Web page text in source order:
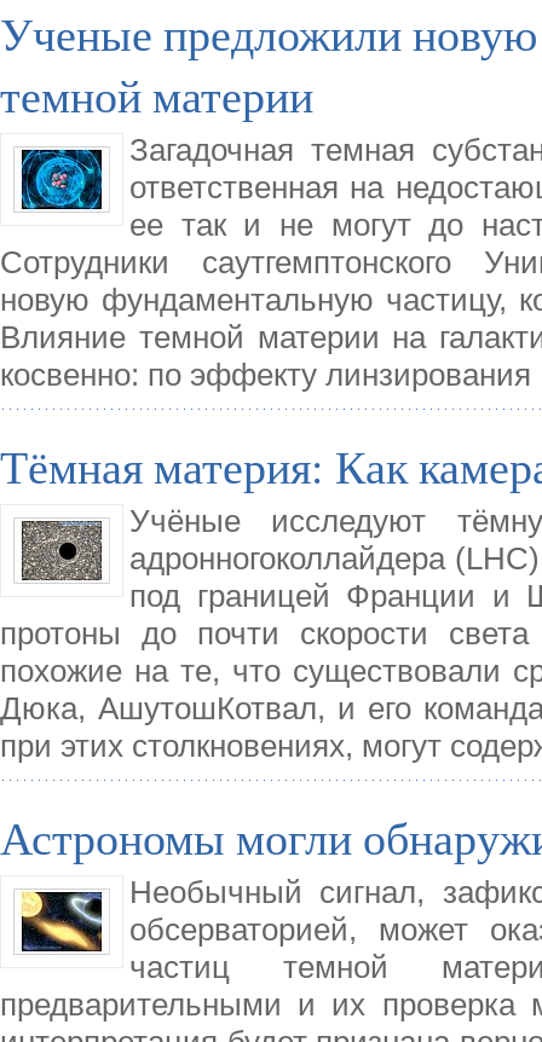
Ученые предложили
темной материи
Загадочная темная
ответственная на
ее так и не могут до
Сотрудники саутгемптонского
новую фундаментальную частицу,
Влияние темной материи на
косвенно: по эффекту линзирования
Тёмная материя: Как
Учёные исследуют
адронногоколлайдера
под границей Франции и
протоны до почти скорости
похожие на те, что существовали
Дюка, АшутошКотвал, и его
при этих столкновениях, могут
Астрономы могли
Необычный сигнал,
обсерваторией, может
частиц темной
предварительными и их проверка